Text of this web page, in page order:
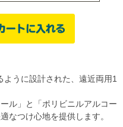
うに設計された、遠近両用1
ル」と「ポリビニルアルコー
なつけ心地を提供します。